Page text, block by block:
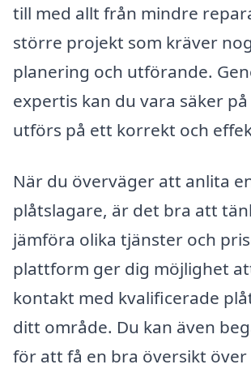
till med allt från mindre
större projekt som kräver
planering och utförande.
expertis kan du vara säker
utförs på ett korrekt och
När du överväger att anlita
plåtslagare, är det bra att
jämföra olika tjänster och
plattform ger dig möjlighet
kontakt med kvalificerade
ditt område. Du kan även
för att få en bra översikt över